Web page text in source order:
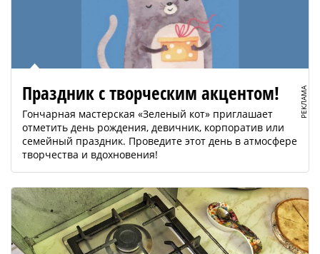
РЕКЛАМА
Праздник с творческим акцентом!
Гончарная мастерская «Зеленый кот» приглашает
отметить день рождения, девичник, корпоратив или
семейный праздник. Проведите этот день в атмосфере
творчества и вдохновения!